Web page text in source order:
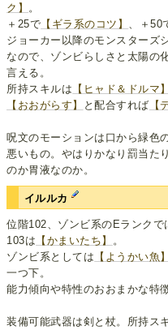
ク】
。
＋25で 【ギラ系のコツ】 、＋50
ジョーカー以降のモンスターズ
なので、ゾンビらしさと太陽の
言える。
所持スキルは 【ヒャド＆ドルマ】
【おおがらす】
と配合すれば 【
呪文のモーションは口から緑色
悪いもの。やはりかなり罰当た
のか胃液なのか。
イルルカ
位階102、ゾンビ系のEランクで
103は 【かまいたち】
。
ゾンビ系としては 【ようかい魚】
一つ下。
能力傾向や特性のおおまかな特
装備可能武器は剣と杖。所持ス